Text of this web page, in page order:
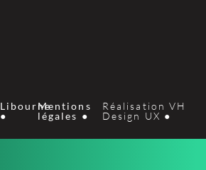
Libourne
●
Mentions
légales ●
Réalisation VH
Design UX ●